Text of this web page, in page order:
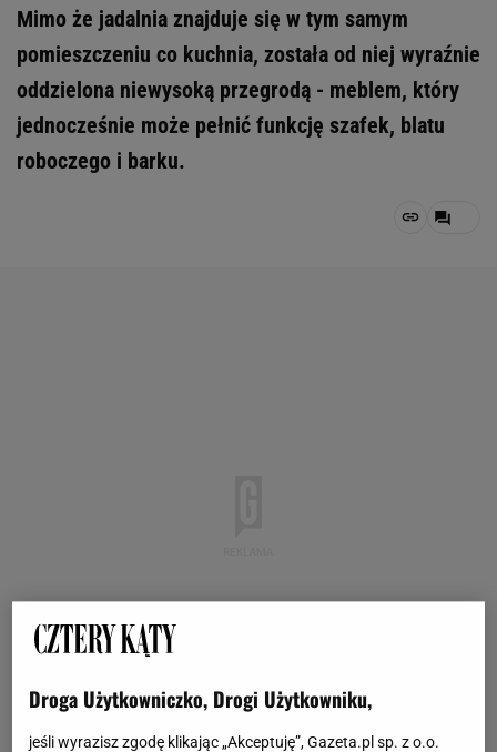
Mimo że jadalnia znajduje się w tym samym
pomieszczeniu co kuchnia, została od niej wyraźnie
oddzielona niewysoką przegrodą - meblem, który
jednocześnie może pełnić funkcję szafek, blatu
roboczego i barku.
Droga Użytkowniczko, Drogi Użytkowniku,
jeśli wyrazisz zgodę klikając „Akceptuję”, Gazeta.pl sp. z o.o.